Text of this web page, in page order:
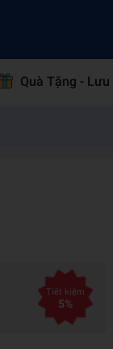
Quà Tặng - Lưu
Tiết kiệm
5%